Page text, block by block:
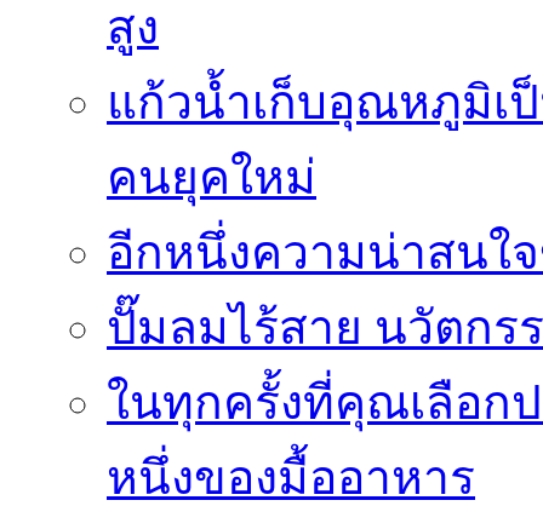
สูง
แก้วน้ำเก็บอุณหภูมิเ
คนยุคใหม่
อีกหนึ่งความน่าสนใ
ปั๊มลมไร้สาย นวัตก
ในทุกครั้งที่คุณเลือก
หนึ่งของมื้ออาหาร